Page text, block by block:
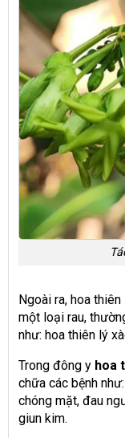
Ngoài ra, hoa
một loại rau,
như: hoa thiên lý
Trong đông y hoa
chữa các bệnh
chóng mặt, đau
giun kim.